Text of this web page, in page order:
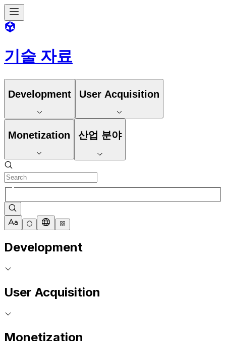
기술 자료
Development User Acquisition
Monetization 산업 분야
Development
User Acquisition
Monetization